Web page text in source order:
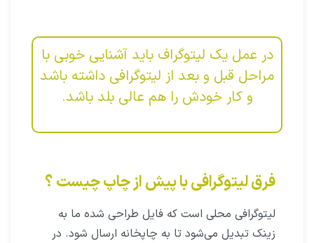
در عمل یک لیتوگراف باید آشنایی خوبی با
مراحل قبل و بعد از لیتوگرافی داشته باشد
و کار خودش را هم عالی بلد باشد.
فرق لیتوگرافی با پیش از چاپ چیست ؟
لیتوگرافی محلی است که فایل طراحی شده ما به
زینک تبدیل می‌شود تا به چاپخانه ارسال شود. در